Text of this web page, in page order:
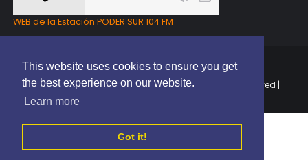
This website uses cookies to ensure you get
the best experience on our website.
Learn more
Got it!
WEB de la Estación PODER SUR 104 FM
Copyright © 2025 | EL PODER DEL SUR RD | All Rights Reserved |